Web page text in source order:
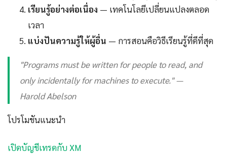
เรียนรู้อย่างต่อเนื่อง — เทคโนโลยีเปลี่ยนแปลงตลอด
เวลา
แบ่งปันความรู้ให้ผู้อื่น — การสอนคือวิธีเรียนรู้ที่ดีที่สุด
"Programs must be written for people to read, and
only incidentally for machines to execute." —
Harold Abelson
โปรโมชันแนะนำ
เปิดบัญชีเทรดกับ XM